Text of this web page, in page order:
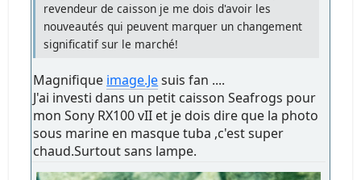
revendeur de caisson je me dois d'avoir les
nouveautés qui peuvent marquer un changement
significatif sur le marché!
Magnifique image.Jesuis fan ....
J'ai investi dans un petit caisson Seafrogs pour
mon Sony RX100 vII et je dois dire que la photo
sous marine en masque tuba ,c'est super
chaud.Surtout sans lampe.